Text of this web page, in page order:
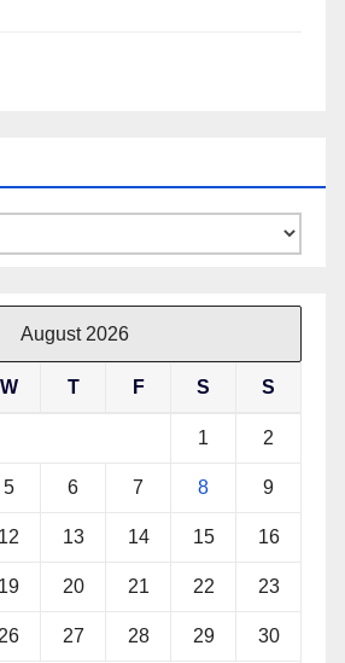
August 2026
W T F S S
1 2
5 6 7 8 9
12 13 14 15 16
19 20 21 22 23
26 27 28 29 30